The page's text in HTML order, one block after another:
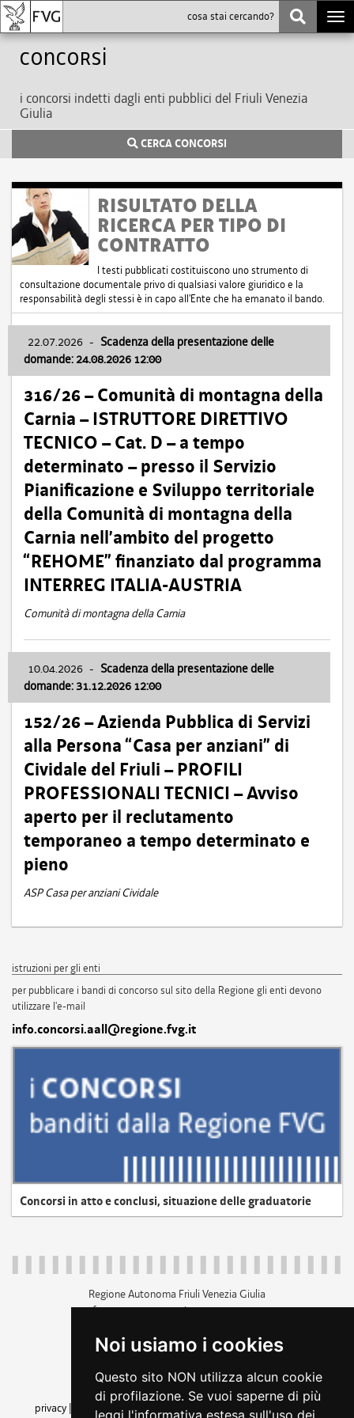
Noi usiamo i cookies
Questo sito NON utilizza alcun cookie
di profilazione. Se vuoi saperne di più
leggi l'informativa estesa sull'uso dei
Concorsi
i concorsi indetti dagli enti pubblici del Friuli Venezia
Giulia
CERCA CONCORSI
RISULTATO DELLA
RICERCA PER TIPO DI
CONTRATTO
I testi pubblicati costituiscono uno strumento di
consultazione documentale privo di qualsiasi valore giuridico e la
responsabilità degli stessi è in capo all'Ente che ha emanato il bando.
22.07.2026 - Scadenza della presentazione delle
domande: 24.08.2026 12:00
316/26 – Comunità di montagna della
Carnia – ISTRUTTORE DIRETTIVO
TECNICO – Cat. D – a tempo
determinato – presso il Servizio
Pianificazione e Sviluppo territoriale
della Comunità di montagna della
Carnia nell’ambito del progetto
“REHOME” finanziato dal programma
INTERREG ITALIA-AUSTRIA
Comunità di montagna della Carnia
10.04.2026 - Scadenza della presentazione delle
domande: 31.12.2026 12:00
152/26 – Azienda Pubblica di Servizi
alla Persona “Casa per anziani” di
Cividale del Friuli – PROFILI
PROFESSIONALI TECNICI – Avviso
aperto per il reclutamento
temporaneo a tempo determinato e
pieno
ASP Casa per anziani Cividale
istruzioni per gli enti
per pubblicare i bandi di concorso sul sito della Regione gli enti devono
utilizzare l'e-mail
info.concorsi.aall@regione.fvg.it
Concorsi in atto e conclusi, situazione delle graduatorie
Regione Autonoma Friuli Venezia Giulia
c.f. 80014930327; p.iva 00526040324
+39 040 3771111
amministrazione trasparente
privacy
cookie |note legali accessibilità
dichiarazione di